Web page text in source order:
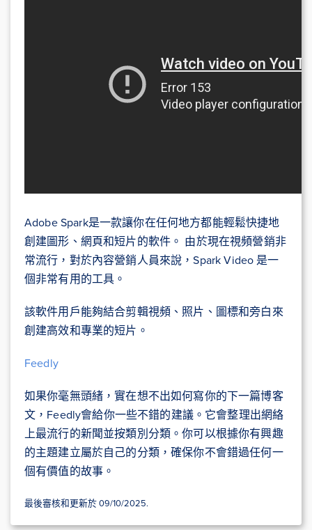
Adobe Spark是一款讓你在任何地方都能輕鬆快捷地
創建圖形、網頁和短片的軟件。 由於現在視頻營銷非
常流行，對於內容營銷人員來說，Spark Video 是一
個非常有用的工具。
該軟件用戶能夠結合剪輯視頻、照片、圖標和旁白來
創建高效和專業的短片。
Feedly
如果你毫無頭緒，實在想不出如何寫你的下一篇博客
文，Feedly會給你一些不錯的建議。它會整理出網絡
上最流行的新聞並按類別分類。你可以根據你有興趣
的主題建立屬於自己的分類，確保你不會錯過任何一
個有價值的故事。
最後審核和更新於 09/10/2025.